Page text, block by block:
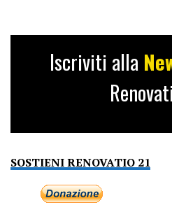
Iscriviti alla
SOSTIENI RENOVATIO 21